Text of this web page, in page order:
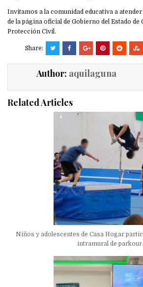
Invitamos a la comunidad educativa a
de la página oficial de Gobierno del Estado de
Protección Civil.
Share:
Author: aquilaguna
Related Articles
Niños y adolescentes de Casa Hogar
intramural de parkour.